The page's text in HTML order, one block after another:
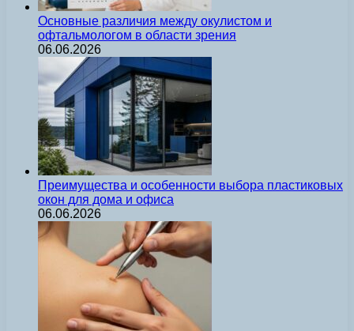
Основные различия между окулистом и
офтальмологом в области зрения
06.06.2026
Преимущества и особенности выбора пластиковых
окон для дома и офиса
06.06.2026